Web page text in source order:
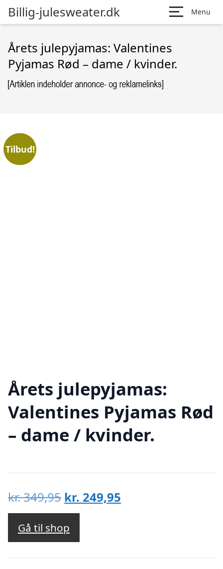
Billig-julesweater.dk Menu
Årets julepyjamas: Valentines
Pyjamas Rød – dame / kvinder.
Tilbud!
Årets julepyjamas:
Valentines Pyjamas Rød
– dame / kvinder.
kr.349,95 Den
oprindelige
pris
var:
kr. 349,95.
kr. 249,95
kr. 249,95.
Gå til shop